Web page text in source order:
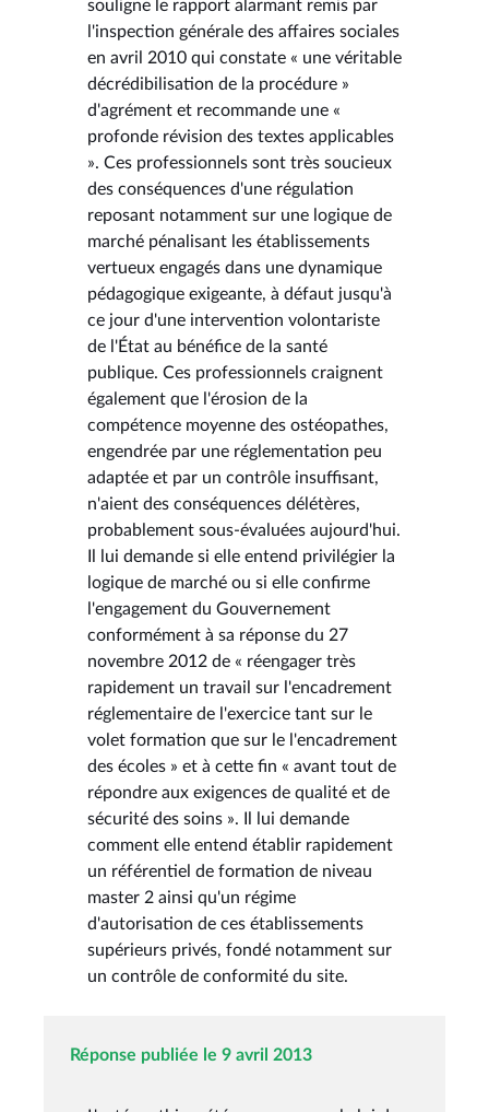
souligne le rapport alarmant remis par
l'inspection générale des affaires sociales
en avril 2010 qui constate « une véritable
décrédibilisation de la procédure »
d'agrément et recommande une «
profonde révision des textes applicables
». Ces professionnels sont très soucieux
des conséquences d'une régulation
reposant notamment sur une logique de
marché pénalisant les établissements
vertueux engagés dans une dynamique
pédagogique exigeante, à défaut jusqu'à
ce jour d'une intervention volontariste
de l'État au bénéfice de la santé
publique. Ces professionnels craignent
également que l'érosion de la
compétence moyenne des ostéopathes,
engendrée par une réglementation peu
adaptée et par un contrôle insuffisant,
n'aient des conséquences délétères,
probablement sous-évaluées aujourd'hui.
Il lui demande si elle entend privilégier la
logique de marché ou si elle confirme
l'engagement du Gouvernement
conformément à sa réponse du 27
novembre 2012 de « réengager très
rapidement un travail sur l'encadrement
réglementaire de l'exercice tant sur le
volet formation que sur le l'encadrement
des écoles » et à cette fin « avant tout de
répondre aux exigences de qualité et de
sécurité des soins ». Il lui demande
comment elle entend établir rapidement
un référentiel de formation de niveau
master 2 ainsi qu'un régime
d'autorisation de ces établissements
supérieurs privés, fondé notamment sur
un contrôle de conformité du site.
Réponse publiée le 9 avril 2013